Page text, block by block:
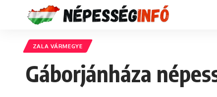
ZALA VÁRMEGYE
Gáborjánháza